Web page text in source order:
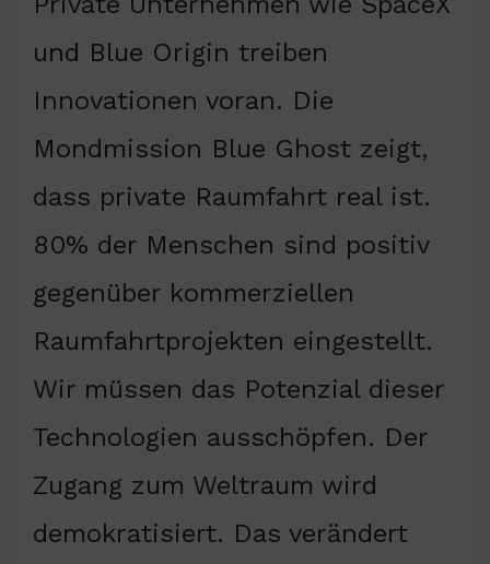
und Blue Origin treiben
Innovationen voran. Die
Mondmission Blue Ghost zeigt,
dass private Raumfahrt real ist.
80% der Menschen sind positiv
gegenüber kommerziellen
Raumfahrtprojekten eingestellt.
Wir müssen das Potenzial dieser
Technologien ausschöpfen. Der
Zugang zum Weltraum wird
demokratisiert. Das verändert